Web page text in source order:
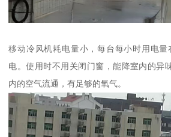
移动冷风机耗电量小，每台每小时用电
电。使用时不用关闭门窗，能降室内的异
内的空气流通，有足够的氧气。